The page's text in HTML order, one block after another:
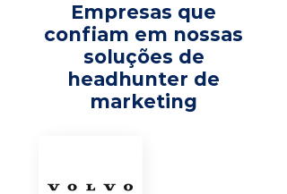
Empresas que
confiam em nossas
soluções de
headhunter de
marketing